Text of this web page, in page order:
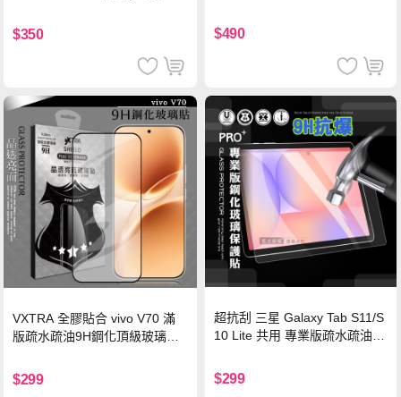
$350
機/平板/筆電
$490
VXTRA 全膠貼合 vivo V70 滿
版疏水疏油9H鋼化頂級玻璃貼
$299
超抗刮 三星 Galaxy Tab S11/S
10 Lite 共用 專業版疏水疏油9
$299